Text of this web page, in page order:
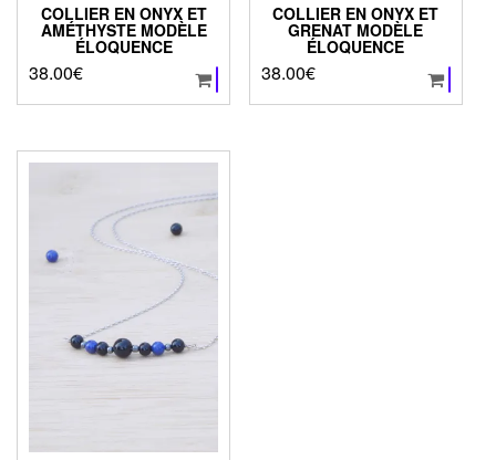
COLLIER EN ONYX ET
AMÉTHYSTE MODÈLE
ÉLOQUENCE
38.00€
COLLIER EN ONYX ET
GRENAT MODÈLE
ÉLOQUENCE
38.00€